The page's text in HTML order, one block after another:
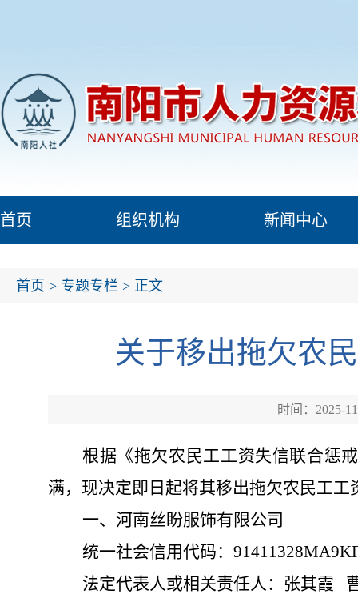
首页 组织机构 新闻中心
首页 > 专题专栏 > 正文
关于移出拖欠农
时间：2025-
根据《拖欠农民工工资失信联合惩
满，现决定即日起将其移出拖欠农民工
一、河南丝盼服饰有限公司
统一社会信用代码：
法定代表人或相关责任人：张其霞